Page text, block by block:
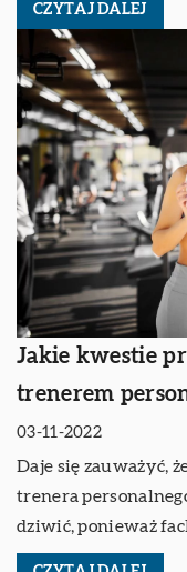
CZYTAJ DALEJ
Jakie kwestie
trenerem
03-11-2022
Daje się zauważyć,
trenera
dziwić, ponieważ